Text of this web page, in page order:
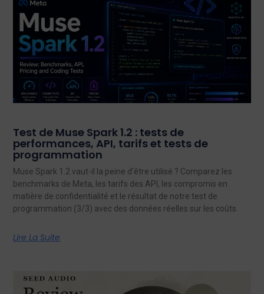
Test de Muse Spark 1.2 : tests de
performances, API, tarifs et tests de
programmation
Muse Spark 1.2 vaut-il la peine d'être utilisé ? Comparez les
benchmarks de Meta, les tarifs des API, les compromis en
matière de confidentialité et le résultat de notre test de
programmation (3/3) avec des données réelles sur les coûts.
Lire La Suite